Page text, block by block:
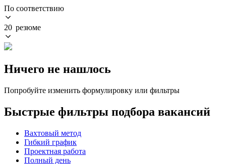
По соответствию
20 резюме
Ничего не нашлось
Попробуйте изменить формулировку или фильтры
Быстрые фильтры подбора вакансий
Вахтовый метод
Гибкий график
Проектная работа
Полный день